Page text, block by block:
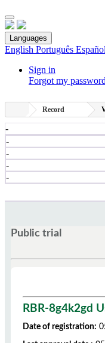
Languages
English Português Español
Sign in
Forgot my password
Record
-
-
-
-
-
Public trial
RBR-8g4k2gd
Date of registration: